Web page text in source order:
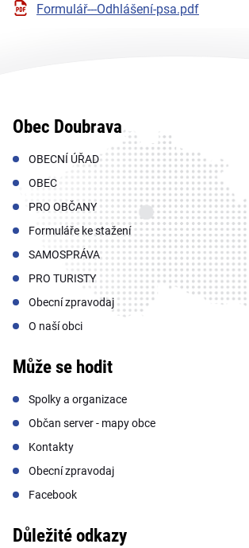
Formulář---Odhlášení-psa.pdf
Obec Doubrava
OBECNÍ ÚŘAD
OBEC
PRO OBČANY
Formuláře ke stažení
SAMOSPRÁVA
PRO TURISTY
Obecní zpravodaj
O naší obci
Může se hodit
Spolky a organizace
Občan server - mapy obce
Kontakty
Obecní zpravodaj
Facebook
Důležité odkazy